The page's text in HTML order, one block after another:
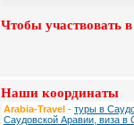
Чтобы участвовать
Наши координаты
Arabia-Travel - туры в
Саудовской Аравии, виза